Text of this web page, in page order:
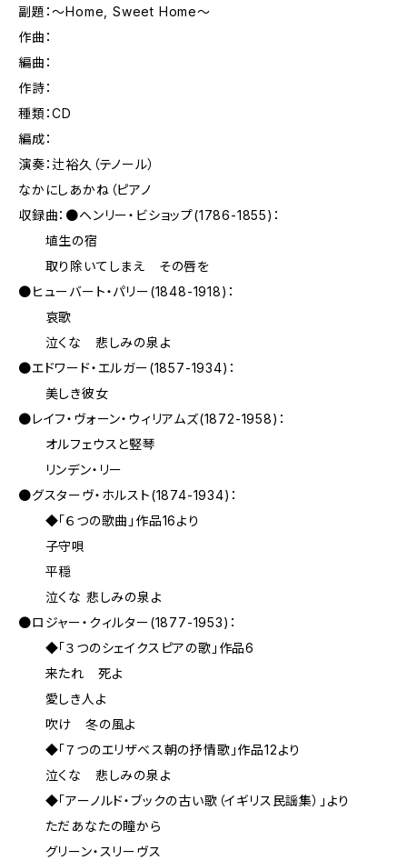
副題：〜Home, Sweet Home〜
作曲：
編曲：
作詩：
種類：CD
編成：
演奏：辻裕久（テノール）
なかにしあかね（ピアノ
収録曲：●ヘンリー・ビショップ(1786-1855)：
埴生の宿
取り除いてしまえ その唇を
●ヒューバート・パリー(1848-1918)：
哀歌
泣くな 悲しみの泉よ
●エドワード・エルガー(1857-1934)：
美しき彼女
●レイフ・ヴォーン・ウィリアムズ(1872-1958)：
オルフェウスと竪琴
リンデン・リー
●グスターヴ・ホルスト(1874-1934)：
◆「６つの歌曲」作品16より
子守唄
平穏
泣くな 悲しみの泉よ
●ロジャー・クィルター(1877-1953)：
◆「３つのシェイクスピアの歌」作品6
来たれ 死よ
愛しき人よ
吹け 冬の風よ
◆「７つのエリザベス朝の抒情歌」作品12より
泣くな 悲しみの泉よ
◆「アーノルド・ブックの古い歌（イギリス民謡集）」より
ただあなたの瞳から
グリーン・スリーヴス